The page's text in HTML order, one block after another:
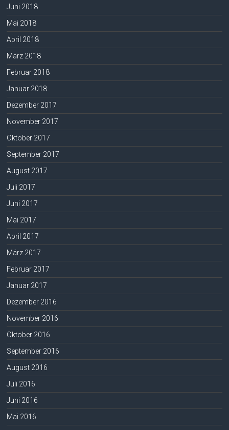
Juni 2018
Mai 2018
April 2018
März 2018
Februar 2018
Januar 2018
Dezember 2017
November 2017
Oktober 2017
September 2017
August 2017
Juli 2017
Juni 2017
Mai 2017
April 2017
März 2017
Februar 2017
Januar 2017
Dezember 2016
November 2016
Oktober 2016
September 2016
August 2016
Juli 2016
Juni 2016
Mai 2016